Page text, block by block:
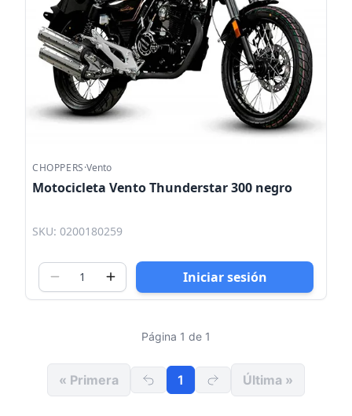
CHOPPERS·Vento
Motocicleta Vento Thunderstar 300 negro
SKU: 0200180259
Iniciar sesión
Página 1 de 1
« Primera 1 Última »